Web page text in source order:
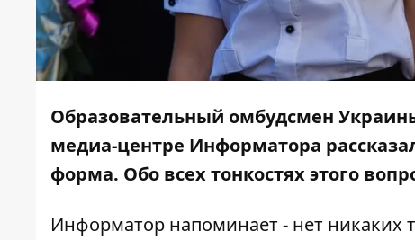
Образовательный омбудсмен
медиа-центре Информатора
форма. Обо всех тонкостях этого
Информатор напоминает - нет никаких